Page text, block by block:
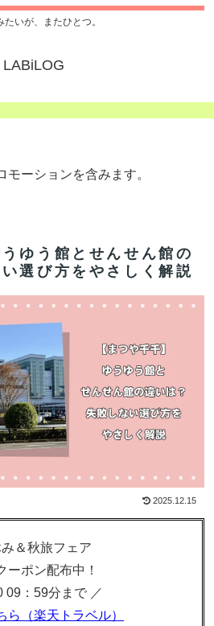
たいが、またひとつ。
LABiLOG
ーションを含みます。
ゆう館とせんせん館の
選び方をやさしく解説
2025.12.15
＆秋旅フェア
ーポン配布中！
09：59分まで ／
ら（楽天トラベル）